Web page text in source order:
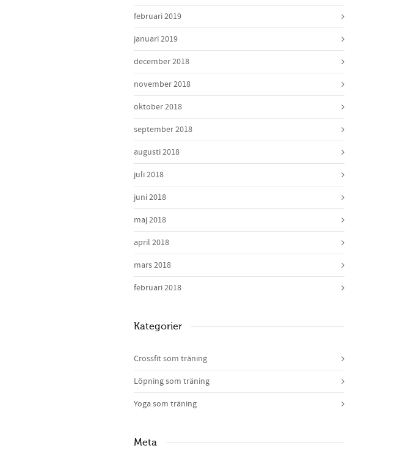
februari 2019
januari 2019
december 2018
november 2018
oktober 2018
september 2018
augusti 2018
juli 2018
juni 2018
maj 2018
april 2018
mars 2018
februari 2018
Kategorier
Crossfit som träning
Löpning som träning
Yoga som träning
Meta